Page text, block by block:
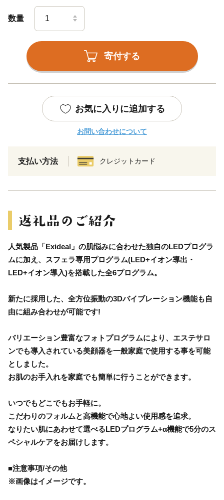
数量
寄付する
お気に入りに追加する
お問い合わせについて
支払い方法 クレジットカード
人気製品「Exideal」の肌悩みに合わせた独自のLEDプログラ
ムに加え、スフェラ専用プログラム(LED+イオン導出・
LED+イオン導入)を搭載した全6プログラム。
新たに採用した、全方位振動の3Dバイブレーション機能も自
由に組み合わせが可能です!
バリエーション豊富なフォトプログラムにより、エステサロ
ンでも導入されている美顔器を一般家庭で使用する事を可能
としました。
お肌のお手入れを家庭でも簡単に行うことができます。
いつでもどこでもお手軽に。
こだわりのフォルムと高機能で心地よい使用感を追求。
なりたい肌にあわせて選べるLEDプログラム+α機能で5分のス
ペシャルケアをお届けします。
■注意事項/その他
※画像はイメージです。